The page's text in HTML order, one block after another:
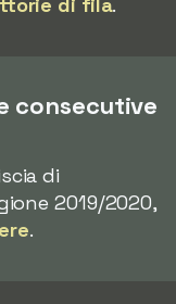
consecutive
di
2019/2020,
.